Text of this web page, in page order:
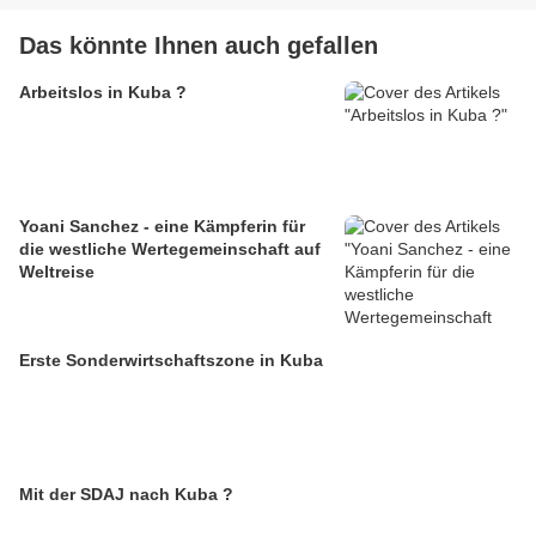
Das könnte Ihnen auch gefallen
Arbeitslos in Kuba ?
Yoani Sanchez - eine Kämpferin für
die westliche Wertegemeinschaft auf
Weltreise
Erste Sonderwirtschaftszone in Kuba
Mit der SDAJ nach Kuba ?